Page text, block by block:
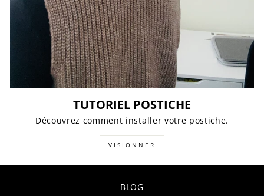
TUTORIEL POSTICHE
Découvrez comment installer votre postiche.
VISIONNER
BLOG